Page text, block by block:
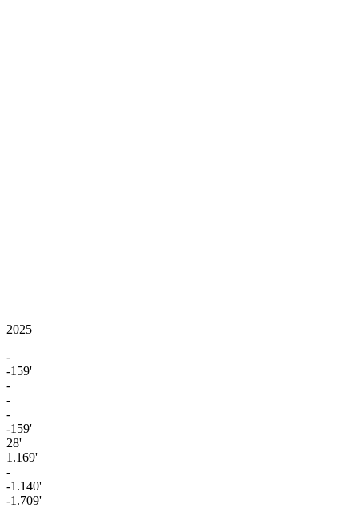
2025
-
-159'
-
-
-
-159'
28'
1.169'
-
-1.140'
-1.709'